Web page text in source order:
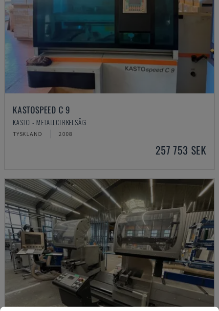
KASTOSPEED C 9
KASTO - METALLCIRKELSÅG
TYSKLAND 2008
257 753 SEK